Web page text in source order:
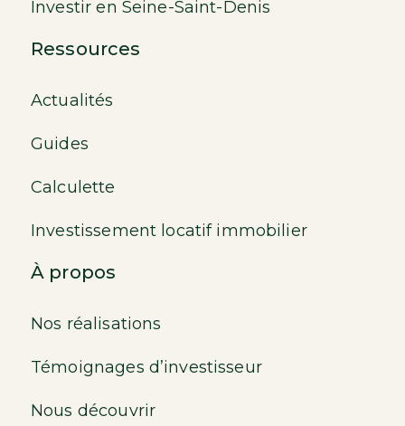
Investir en Seine-Saint-Denis
Ressources
Actualités
Guides
Calculette
Investissement locatif immobilier
À propos
Nos réalisations
Témoignages d’investisseur
Nous découvrir